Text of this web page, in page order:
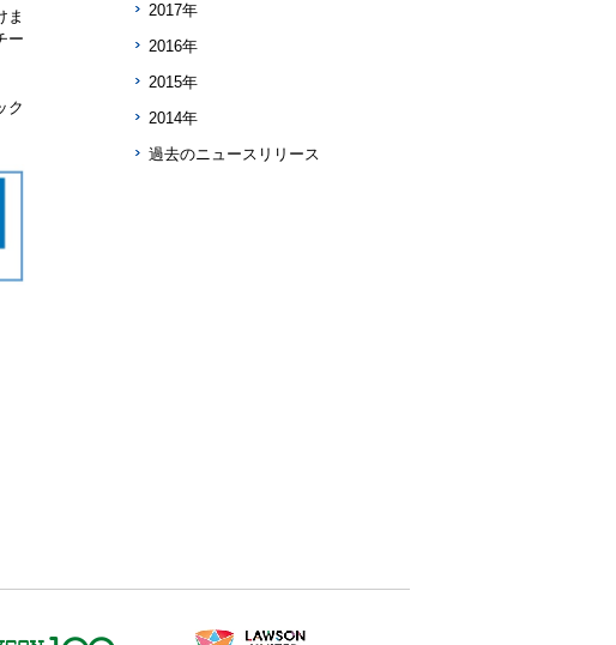
ま
ー
ク
2017年
2016年
2015年
2014年
過去のニュースリリース